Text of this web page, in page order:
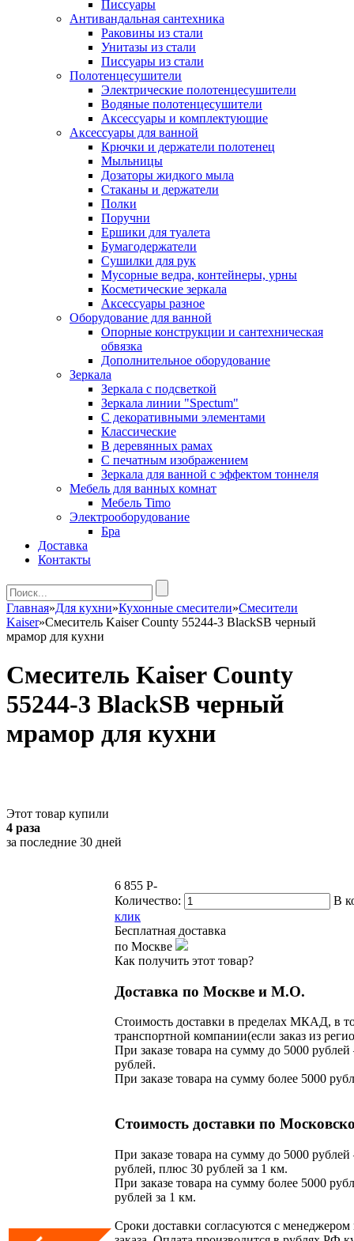
Писсуары
Антивандальная сантехника
Раковины из стали
Унитазы из стали
Писсуары из стали
Полотенцесушители
Электрические полотенцесушители
Водяные полотенцесушители
Аксессуары и комплектующие
Аксессуары для ванной
Крючки и держатели полотенец
Мыльницы
Дозаторы жидкого мыла
Стаканы и держатели
Полки
Поручни
Ершики для туалета
Бумагодержатели
Сушилки для рук
Мусорные ведра, контейнеры, урны
Косметические зеркала
Аксессуары разное
Оборудование для ванной
Опорные конструкции и сантехническая
обвязка
Дополнительное оборудование
Зеркала
Зеркала с подсветкой
Зеркала линии "Spectum"
С декоративными элементами
Классические
В деревянных рамах
С печатным изображением
Зеркала для ванной с эффектом тоннеля
Мебель для ванных комнат
Мебель Timo
Электрооборудование
Бра
Доставка
Контакты
Главная»Для кухни»Кухонные смесители»Смесители
Kaiser»Смеситель Kaiser County 55244-3 BlackSB черный
мрамор для кухни
Смеситель Kaiser County
55244-3 BlackSB черный
мрамор для кухни
Этот товар купили
4 раза
за последние 30 дней
6 855 P-
Количество:
В
клик
Бесплатная доставка
по Москве
Как получить этот товар?
Доставка по Москве и М.О.
Стоимость доставки в пределах МКАД, в
транспортной компании(если заказ из
При заказе товара на сумму до 5000 рублей
рублей.
При заказе товара на сумму более 5000
Стоимость доставки по
При заказе товара на сумму до 5000 рублей
рублей, плюс 30 рублей за 1 км.
При заказе товара на сумму более 5000
рублей за 1 км.
Сроки доставки согласуются с